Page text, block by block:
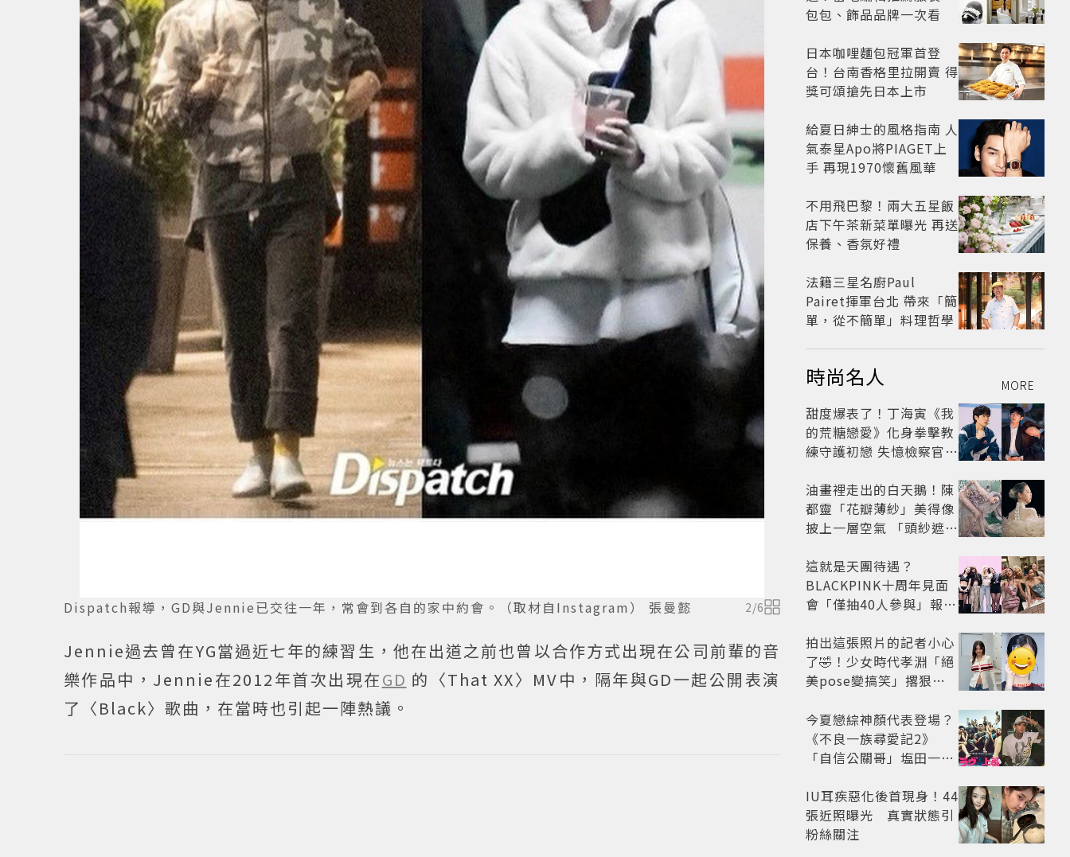
Dispatch報導，GD與Jennie已交往一年，常會到各自的家中約會。（取材自Instagram） 張曼懿 2/6
Jennie過去曾在YG當過近七年的練習生，他在出道之前也曾以合作方式出現在公司前輩的音
樂作品中，Jennie在2012年首次出現在GD 的〈That XX〉MV中，隔年與GD一起公開表演
了〈Black〉歌曲，在當時也引起一陣熱議。
包包、飾品品牌一次看
日本咖哩麵包冠軍首登
台！台南香格里拉開賣 得
獎可頌搶先日本上市
給夏日紳士的風格指南 人
氣泰星Apo將PIAGET上
手 再現1970懷舊風華
不用飛巴黎！兩大五星飯
店下午茶新菜單曝光 再送
保養、香氛好禮
法籍三星名廚Paul
Pairet揮軍台北 帶來「簡
單，從不簡單」料理哲學
時尚名人 MORE
甜度爆表了！丁海寅《我
的荒糖戀愛》化身拳擊教
練守護初戀 失憶檢察官×
劇
油畫裡走出的白天鵝！陳
都靈「花瓣薄紗」美得像
披上一層空氣 「頭紗遮
太仙
這就是天團待遇？
BLACKPINK十周年見面
會「僅抽40人參與」報名
怒了😡
拍出這張照片的記者小心
了🤣！少女時代孝淵「絕
美pose變搞笑」撂狠
今夏戀綜神顏代表登場？
《不良一族尋愛記2》
「自信公關哥」塩田一馬
老闆
IU耳疾惡化後首現身！44
張近照曝光 真實狀態引
粉絲關注